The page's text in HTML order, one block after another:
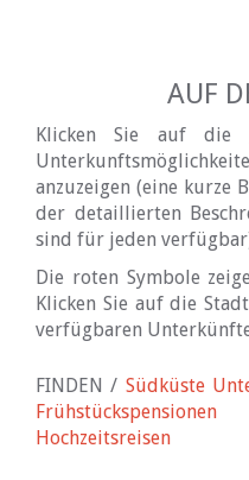
AUF
Klicken Sie auf die
anzuzeigen (eine kurze
der detaillierten
sind für jeden
Die roten Symbole
Klicken Sie auf die
verfügbaren
FINDEN / Südküste
Frühstückspensionen
Hochzeitsreisen